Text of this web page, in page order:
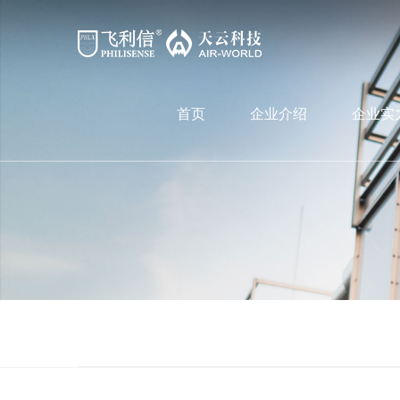
首页 企业介绍 企业实